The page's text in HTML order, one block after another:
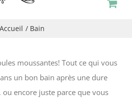
Accueil Bain
moussantes! Tout ce qui vous
un bon bain après une dure
encore juste parce que vous